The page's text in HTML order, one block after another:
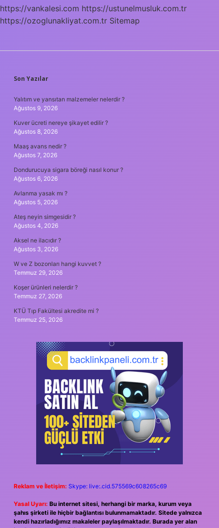
Gelir
https://vankalesi.com https://ustunelmusluk.com.tr
https://ozoglunakliyat.com.tr Sitemap
SIDEBAR
Son Yazılar
Yalıtım ve yansıtan malzemeler nelerdir ?
Ağustos 9, 2026
Kuver ücreti nereye şikayet edilir ?
Ağustos 8, 2026
Maaş avans nedir ?
Ağustos 7, 2026
Dondurucuya sigara böreği nasıl konur ?
Ağustos 6, 2026
Avlanma yasak mı ?
Ağustos 5, 2026
Ateş neyin simgesidir ?
Ağustos 4, 2026
Aksel ne ilacıdır ?
Ağustos 3, 2026
W ve Z bozonları hangi kuvvet ?
Temmuz 29, 2026
Koşer ürünleri nelerdir ?
Temmuz 27, 2026
KTÜ Tıp Fakültesi akredite mi ?
Temmuz 25, 2026
Reklam ve İletişim: Skype: live:.cid.575569c608265c69
Yasal Uyarı: Bu internet sitesi, herhangi bir marka, kurum veya
şahıs şirketi ile hiçbir bağlantısı bulunmamaktadır. Sitede yalnızca
kendi hazırladığımız makaleler paylaşılmaktadır. Burada yer alan